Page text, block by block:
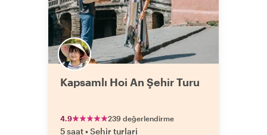
Kapsamlı Hoi An Şehir Turu
4.9 239 değerlendirme
5 saat•Sehir turlari